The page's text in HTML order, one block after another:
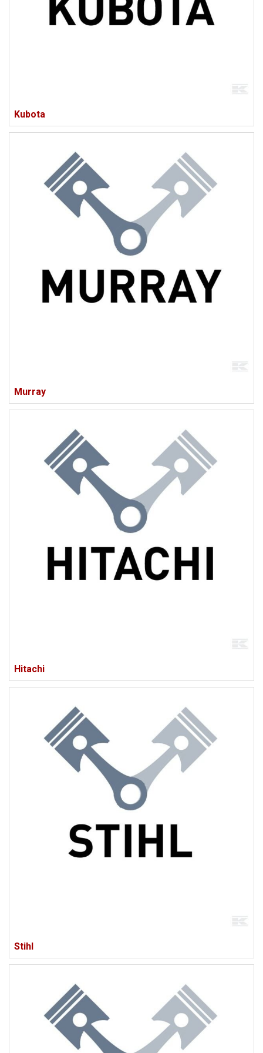
Kubota
Murray
Hitachi
Stihl